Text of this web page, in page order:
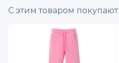
С этим товаром покупают